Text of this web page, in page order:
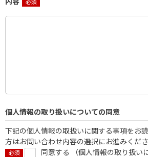
個人情報の取り扱いについての同意
下記の個人情報の取扱いに関する事項をお
方はお問い合わせ内容の選択にお進みくださ
同意する （個人情報の取り扱い